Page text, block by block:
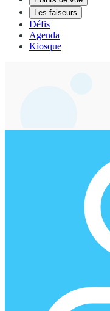
Les faiseurs
Défis
Agenda
Kiosque